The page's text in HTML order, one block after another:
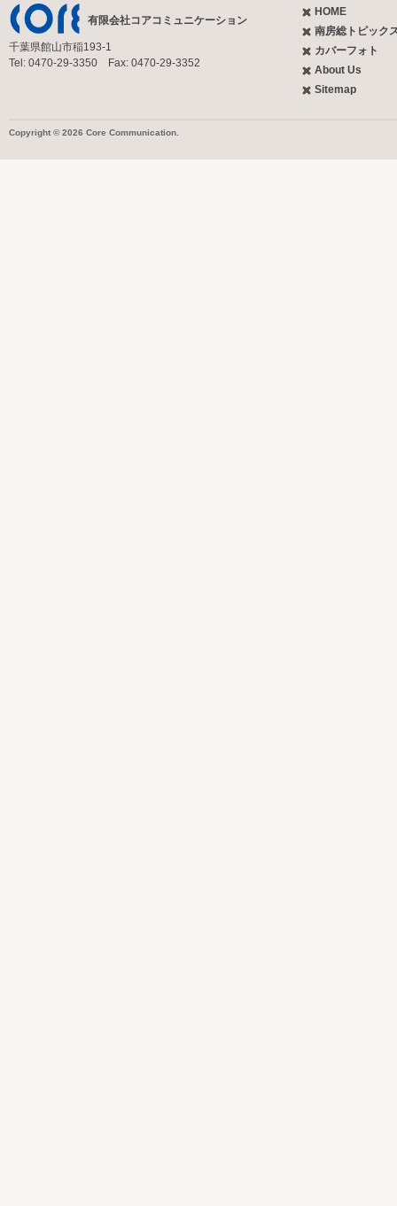
有限会社コアコミュニケーション
千葉県館山市稲193-1
Tel: 0470-29-3350 Fax: 0470-29-3352
HOME
南房総トピック
カバーフォト
About Us
Sitemap
Copyright © 2026 Core Communication.